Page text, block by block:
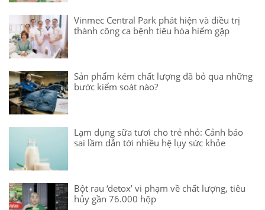
Vinmec Central Park phát hiện và điều trị
thành công ca bệnh tiêu hóa hiếm gặp
Sản phẩm kém chất lượng đã bỏ qua những
bước kiểm soát nào?
Lạm dụng sữa tươi cho trẻ nhỏ: Cảnh báo
sai lầm dẫn tới nhiều hệ lụy sức khỏe
Bột rau ‘detox’ vi phạm về chất lượng, tiêu
hủy gần 76.000 hộp